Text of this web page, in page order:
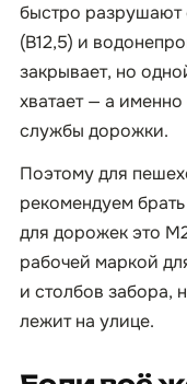
быстро разрушают
(B12,5) и
закрывает, но
хватает — а
службы дорожки.
Поэтому для
рекомендуем
для дорожек это
рабочей маркой
и столбов забора,
лежит на улице.